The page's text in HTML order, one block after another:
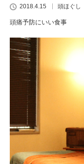
2018.4.15 頭ほぐし
頭痛予防にいい食事